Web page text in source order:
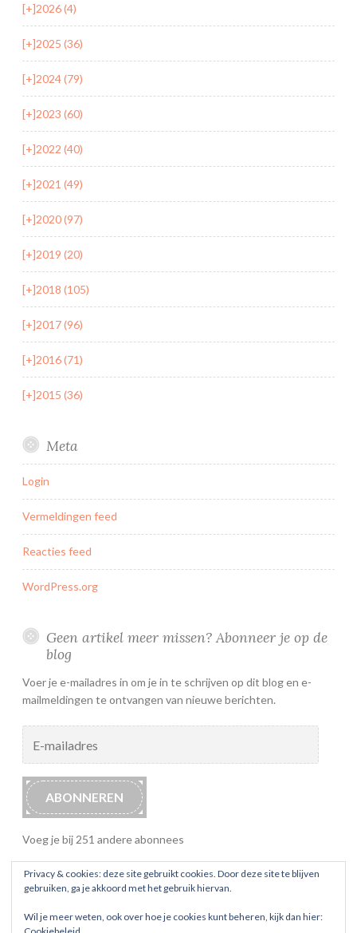
[+]2026 (4)
[+]2025 (36)
[+]2024 (79)
[+]2023 (60)
[+]2022 (40)
[+]2021 (49)
[+]2020 (97)
[+]2019 (20)
[+]2018 (105)
[+]2017 (96)
[+]2016 (71)
[+]2015 (36)
Meta
Login
Vermeldingen feed
Reacties feed
WordPress.org
Geen artikel meer missen? Abonneer je op de
blog
Voer je e-mailadres in om je in te schrijven op dit blog en e-
mailmeldingen te ontvangen van nieuwe berichten.
mailadres
ABONNEREN
Voeg je bij 251 andere abonnees
Privacy & cookies: deze site gebruikt cookies. Door deze site te blijven
gebruiken, ga je akkoord met het gebruik hiervan.
Wil je meer weten, ook over hoe je cookies kunt beheren, kijk dan hier: